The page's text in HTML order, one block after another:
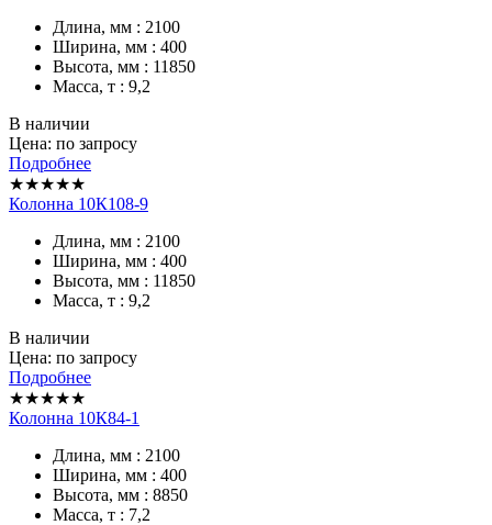
Длина, мм : 2100
Ширина, мм : 400
Высота, мм : 11850
Масса, т : 9,2
В наличии
Цена: по запросу
Подробнее
★★★★★
Колонна 10К108-9
Длина, мм : 2100
Ширина, мм : 400
Высота, мм : 11850
Масса, т : 9,2
В наличии
Цена: по запросу
Подробнее
★★★★★
Колонна 10К84-1
Длина, мм : 2100
Ширина, мм : 400
Высота, мм : 8850
Масса, т : 7,2